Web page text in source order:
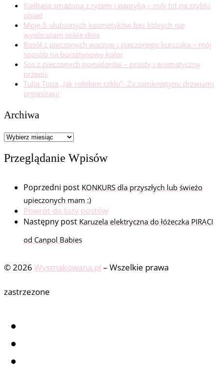
Kiełbasa smażona z ryżem i papryką – mój hit na szybki
obiad
Moje 5 ulubionych kosmetyków bez których nie
wyobrażam sobie dnia
Rosół z pieczonych warzyw i pieczonego kurczaka – mój
sposób na bursztynowy kolor
Sos z pieczonych pomidorów – prosty i aromatyczny
przepis
Tulia Topa „Jak robiłam szkło”- Za zamkniętymi drzwiami
organizacji
Archiwa
Archiwa
Przeglądanie Wpisów
Poprzedni post KONKURS dla przyszłych lub świeżo
upieczonych mam :)
Powrót do listy postów
Następny post Karuzela elektryczna do łóżeczka PIRACI
od Canpol Babies
© 2026 Wysmakowana.pl – Wszelkie prawa
zastrzezone